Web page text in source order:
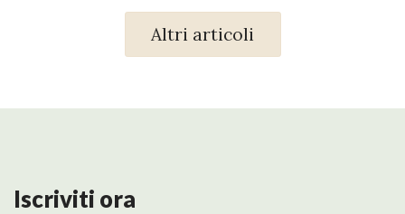
Altri articoli
Iscriviti ora